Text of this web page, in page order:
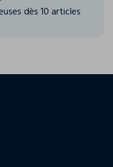
dès 10 articles